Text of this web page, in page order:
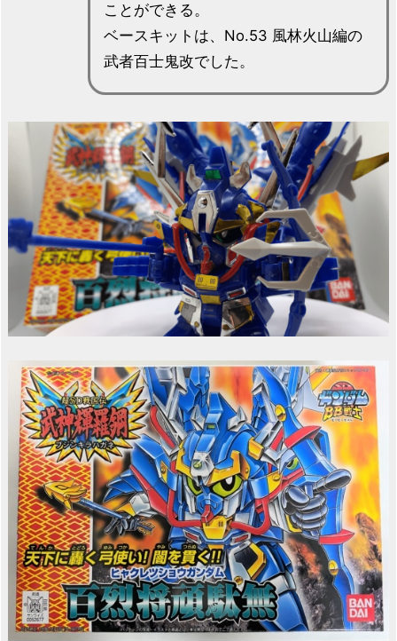
ことができる。
ベースキットは、No.53 風林火山編の
武者百士鬼改でした。